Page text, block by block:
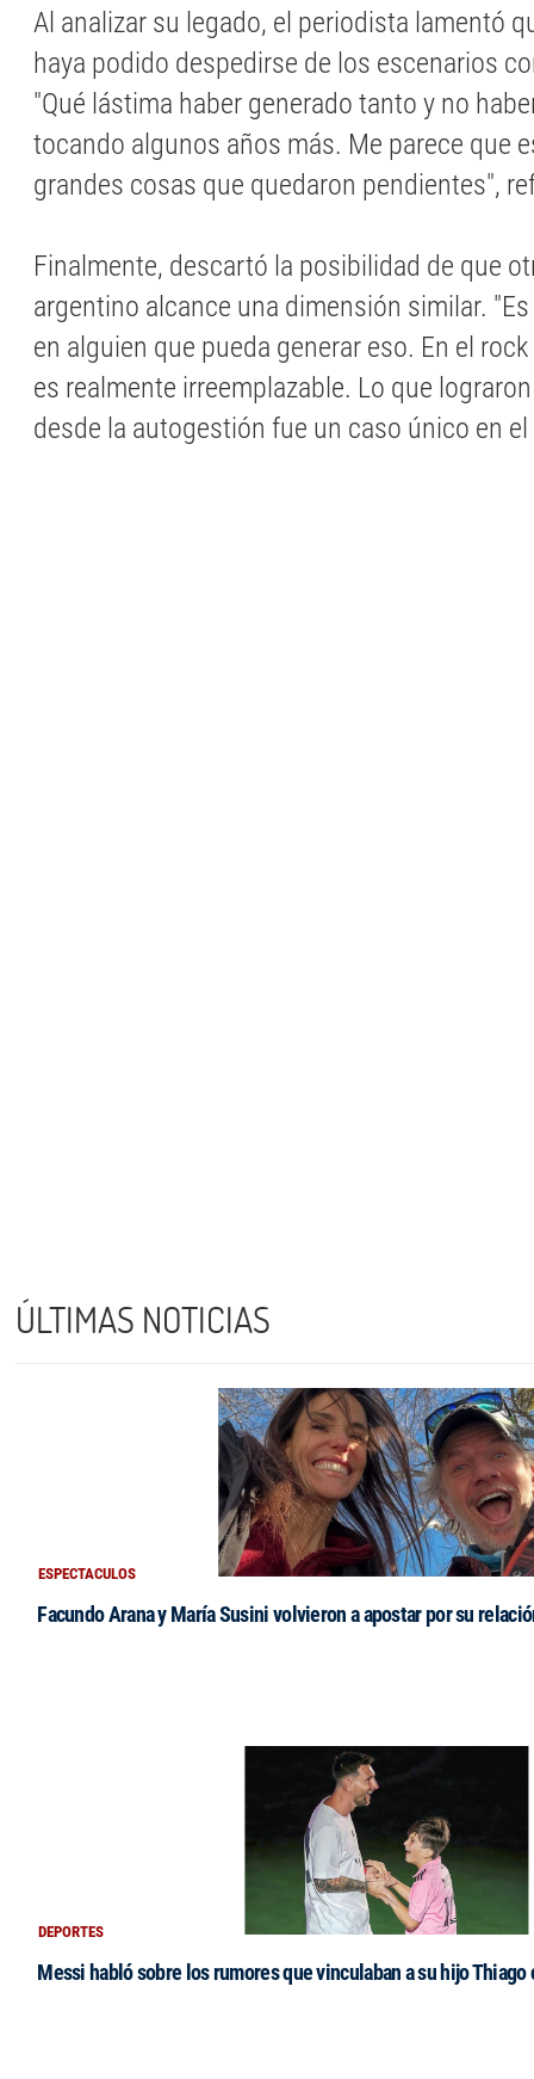
Al analizar su legado, el periodista lamentó
haya podido despedirse de los escenarios
"Qué lástima haber generado tanto y no
tocando algunos años más. Me parece que
grandes cosas que quedaron pendientes",
Finalmente, descartó la posibilidad de que
argentino alcance una dimensión similar.
en alguien que pueda generar eso. En el
es realmente irreemplazable. Lo que
desde la autogestión fue un caso único en
ÚLTIMAS NOTICIAS
ESPECTACULOS
Facundo Arana y María Susini volvieron a apostar por su
DEPORTES
Messi habló sobre los rumores que vinculaban a su hijo Thiago